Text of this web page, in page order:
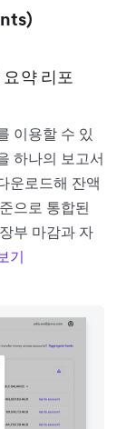
약 리포
이용할 수 있
하나의 보고서
운로드해 잔액
으로 통합된
부 마감과 자
기